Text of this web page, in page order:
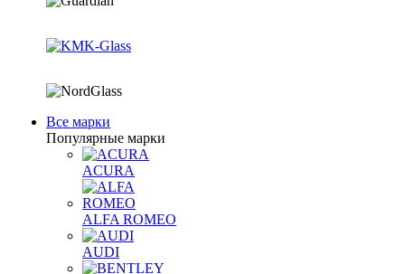
Все марки
Популярные марки
ACURA
ALFA ROMEO
AUDI